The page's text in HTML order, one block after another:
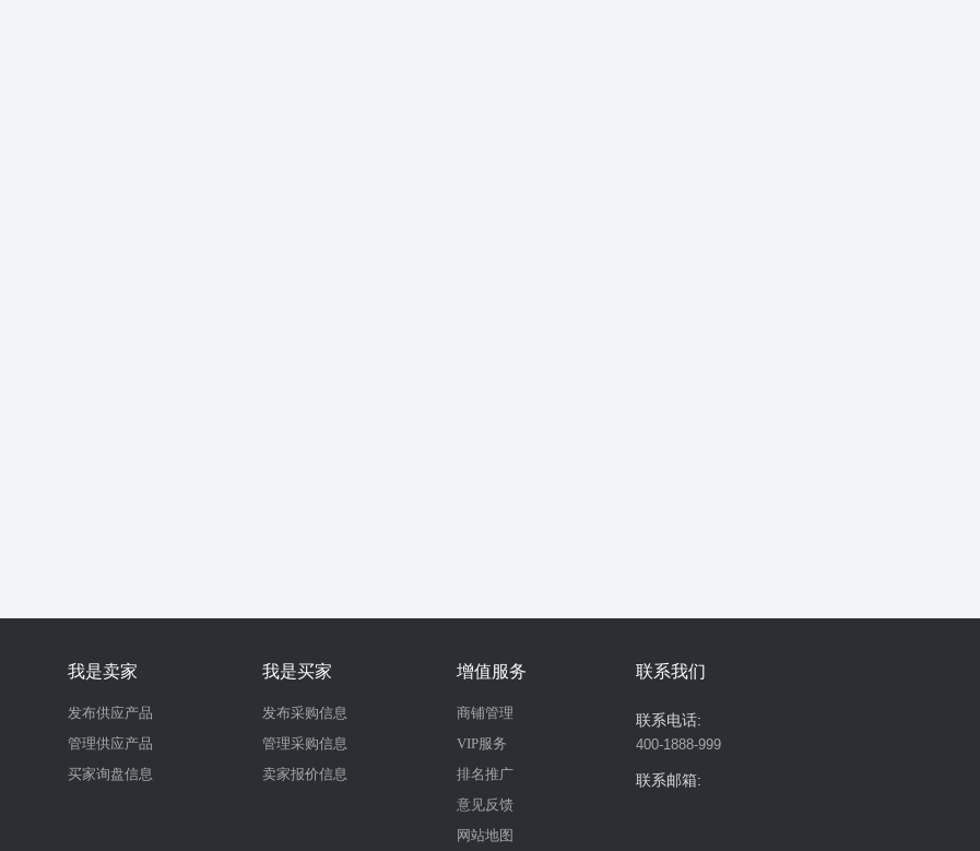
我是卖家
发布供应产品
管理供应产品
买家询盘信息
我是买家
发布采购信息
管理采购信息
卖家报价信息
增值服务
商铺管理
VIP服务
排名推广
意见反馈
网站地图
联系我们
联系电话:
400-1888-999
联系邮箱: